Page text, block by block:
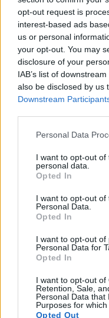
opt-out request is
interest-based ads
us or personal
your opt-out. You may
disclosure of your
IAB’s list of
also be disclosed by us
Downstream
Please note that this
not limited to your visit
grant or deny consent
use your data for
consent section.
Personal Data
I want to opt-out
personal data.
Opted In
I want to opt-out of
Personal Data.
Opted In
I want to opt-out of
Personal Data for
Opted In
I want to opt-out of
Retention, Sale,
Personal Data that
Purposes for which
Opted Out
ugyanis van egy kis
dalokat. Nincs
és szisszenhet a sör. :)
4. Kampányoltok?
próbáljátok magatok
közönséget? És
tagjait?
Igyekszünk minél
rész teljesen a
az ötletelésbe
média szinten jól
kell valljuk, hogy a
elvitte, úgyhogy
megoldunk,
5. Mi lesz a
ismertebbek közül
Is-is. Sőt, mivel a 80-